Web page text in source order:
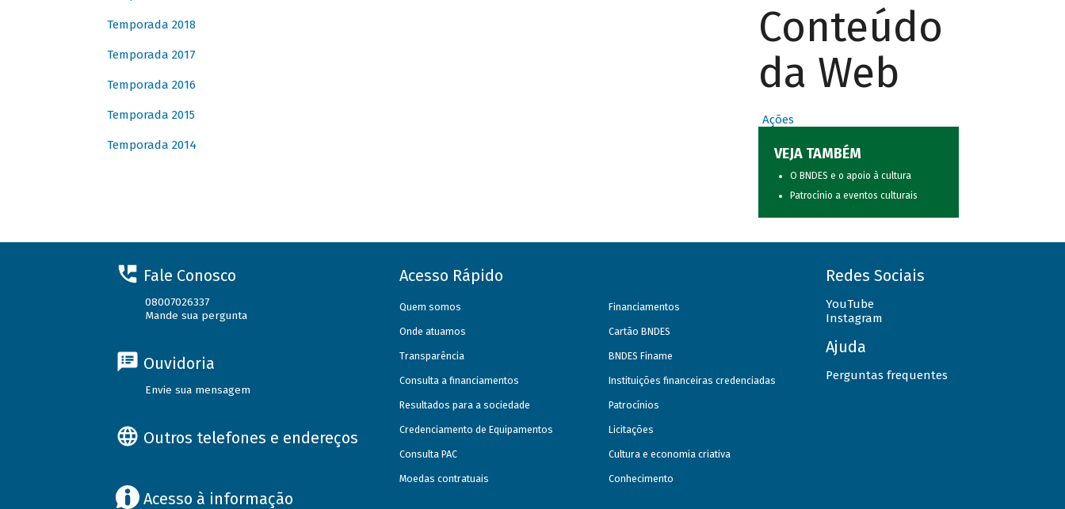
Temporada 2018
Temporada 2017
Temporada 2016
Temporada 2015
Temporada 2014
Conteúdo
da Web
Ações
VEJA TAMBÉM
O BNDES e o apoio à cultura
Patrocínio a eventos culturais
Fale Conosco
08007026337
Mande sua pergunta
Ouvidoria
Envie sua mensagem
Outros telefones e endereços
Acesso à informação
Acesso Rápido
Quem somos
Onde atuamos
Transparência
Consulta a financiamentos
Resultados para a sociedade
Credenciamento de Equipamentos
Consulta PAC
Moedas contratuais
Financiamentos
Cartão BNDES
BNDES Finame
Instituições financeiras credenciadas
Patrocínios
Licitações
Cultura e economia criativa
Conhecimento
Redes Sociais
YouTube
Instagram
Ajuda
Perguntas frequentes